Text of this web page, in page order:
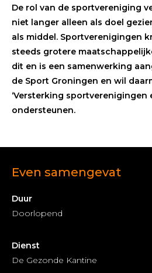
De rol van de sportvereniging
niet langer alleen als doel
als middel. Sportverenigingen
steeds grotere
dit en is een samenwerking
de Sport Groningen en wil
‘Versterking sportverenigingen
ondersteunen.
Even samengevat
Duur
Doorlopend
Dienst
De Gezonde Kantine